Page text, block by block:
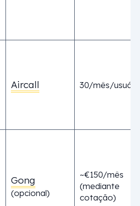
Aircall 30/mês/
Gong
(opcional)
~€150/mês
(mediante
cotação)